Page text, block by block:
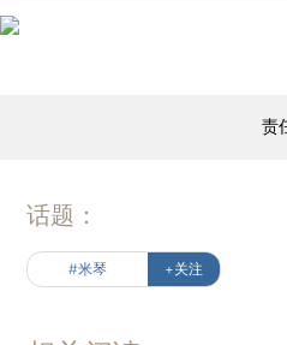
责
话题：
#米琴 +关注